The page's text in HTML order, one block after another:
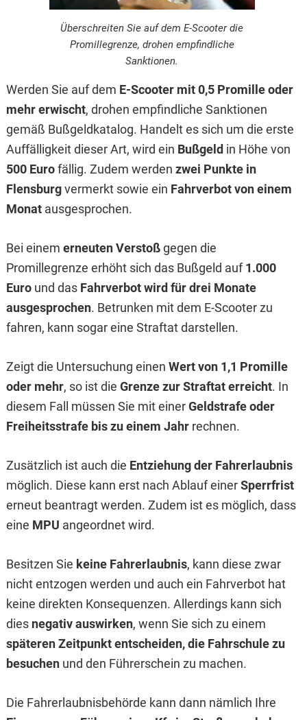
Überschreiten Sie auf dem E-Scooter die
Promillegrenze, drohen empfindliche
Sanktionen.
Werden Sie auf dem E-Scooter mit 0,5 Promille oder
mehr erwischt, drohen empfindliche Sanktionen
gemäß Bußgeldkatalog. Handelt es sich um die erste
Auffälligkeit dieser Art, wird ein Bußgeld in Höhe von
500 Eurofällig. Zudem werden zwei Punkte in
Flensburgvermerkt sowie ein Fahrverbot von einem
Monatausgesprochen.
Bei einem erneuten Verstoßgegen die
Promillegrenze erhöht sich das Bußgeld auf1.000
Euround das Fahrverbot wird für drei Monate
ausgesprochen. Betrunken mit dem E-Scooter zu
fahren, kann sogar eine Straftat darstellen.
Zeigt die Untersuchung einen Wert von 1,1 Promille
oder mehr, so ist die Grenze zur Straftat erreicht. In
diesem Fall müssen Sie mit einerGeldstrafe oder
Freiheitsstrafe bis zu einem Jahrrechnen.
Zusätzlich ist auch die Entziehung der Fahrerlaubnis
möglich. Diese kann erst nach Ablauf einerSperrfrist
erneut beantragt werden. Zudem ist es möglich, dass
eine MPU angeordnet wird.
Besitzen Sie keine Fahrerlaubnis, kann diese zwar
nicht entzogen werden und auch ein Fahrverbot hat
keine direkten Konsequenzen. Allerdings kann sich
dies negativ auswirken, wenn Sie sich zu einem
späteren Zeitpunkt entscheiden, die Fahrschule zu
besuchenund den Führerschein zu machen.
Die Fahrerlaubnisbehörde kann dann nämlich Ihre